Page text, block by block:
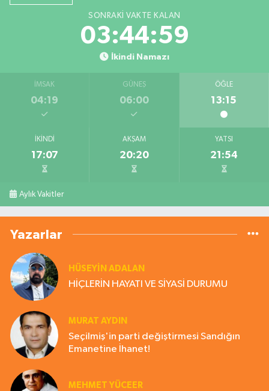
SONRAKI VAKTE KALAN
03:44:59
İkindi Namazı
İMSAK
04:19
GÜNEŞ
06:00
ÖĞLE
13:15
İKINDI
17:07
AKŞAM
20:20
YATSI
21:54
Aylık Vakitler
Yazarlar
HÜSEYIN ADALAN
HİÇLERİN HAYATI VE SİYASİ DURUMU
MURAT AYDIN
Seçilmiş'in parti değiştirmesi Sandığın
Emanetine İhanet!
MEHMET YÜCEER